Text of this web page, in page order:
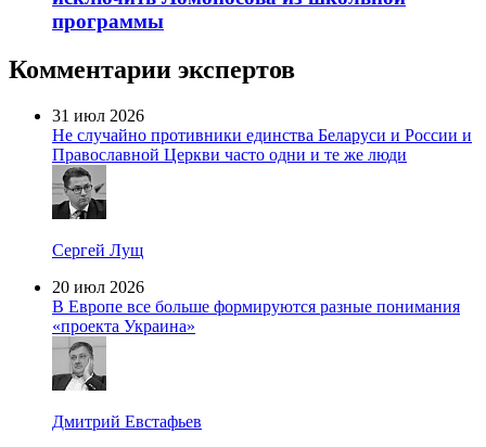
программы
Комментарии экспертов
31 июл 2026
Не случайно противники единства Беларуси и России и
Православной Церкви часто одни и те же люди
Сергей Лущ
20 июл 2026
В Европе все больше формируются разные понимания
«проекта Украина»
Дмитрий Евстафьев